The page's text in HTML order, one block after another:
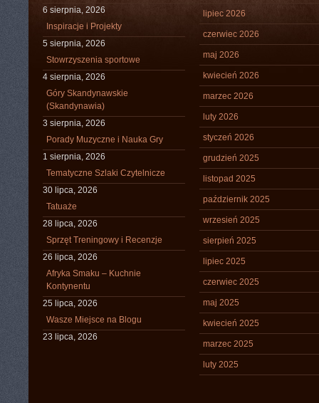
6 sierpnia, 2026
Inspiracje i Projekty
5 sierpnia, 2026
Stowrzyszenia sportowe
4 sierpnia, 2026
Góry Skandynawskie
(Skandynawia)
3 sierpnia, 2026
Porady Muzyczne i Nauka Gry
1 sierpnia, 2026
Tematyczne Szlaki Czytelnicze
30 lipca, 2026
Tatuaże
28 lipca, 2026
Sprzęt Treningowy i Recenzje
26 lipca, 2026
Afryka Smaku – Kuchnie
Kontynentu
25 lipca, 2026
Wasze Miejsce na Blogu
23 lipca, 2026
lipiec 2026
czerwiec 2026
maj 2026
kwiecień 2026
marzec 2026
luty 2026
styczeń 2026
grudzień 2025
listopad 2025
październik 2025
wrzesień 2025
sierpień 2025
lipiec 2025
czerwiec 2025
maj 2025
kwiecień 2025
marzec 2025
luty 2025